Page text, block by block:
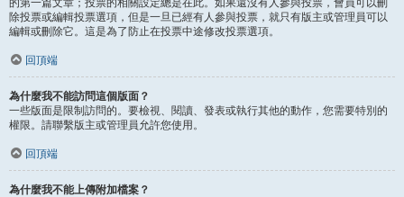
的第一篇文章；投票的相關設定總是在此。如果還沒有人參與投票，會員可以刪
除投票或編輯投票選項，但是一旦已經有人參與投票，就只有版主或管理員可以
編輯或刪除它。這是為了防止在投票中途修改投票選項。
回頂端
為什麼我不能訪問這個版面？
一些版面是限制訪問的。要檢視、閱讀、發表或執行其他的動作，您需要特別的
權限。請聯繫版主或管理員允許您使用。
回頂端
為什麼我不能上傳附加檔案？